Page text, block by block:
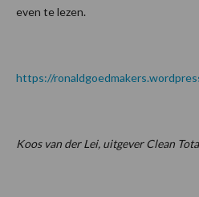
even te lezen.
https://
Koos van der Lei, uitgever Clean